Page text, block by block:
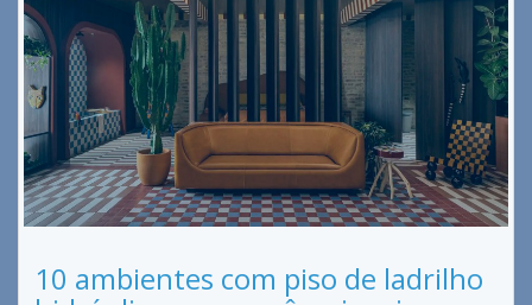
10 ambientes com piso de ladrilho